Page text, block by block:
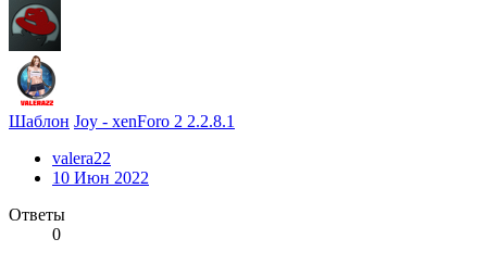
Шаблон Joy - xenForo 2 2.2.8.1
valera22
10 Июн 2022
Ответы
0